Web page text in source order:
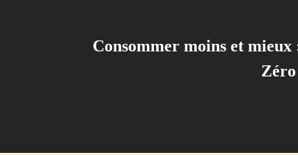
Consommer moins et mieux